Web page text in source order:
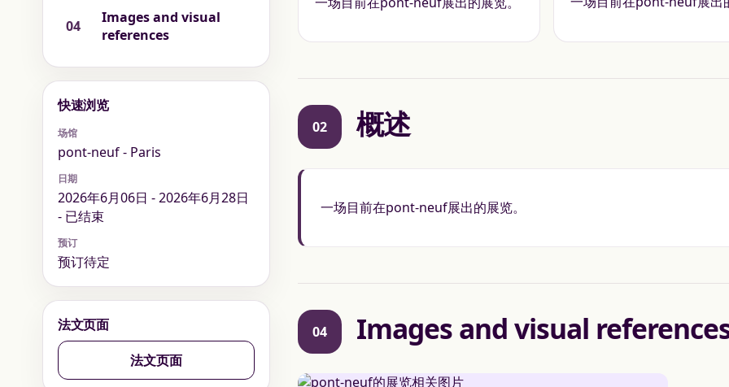
02 概述
一场目前在pont-neuf展出的展览。
04 Images and visual
04
Images and visual
references
快速浏览
场馆
pont-neuf - Paris
日期
2026年6月06日 - 2026年6月28日
- 已结束
预订
预订待定
法文页面
法文页面